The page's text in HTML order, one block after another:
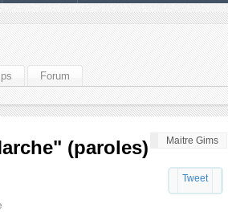
Forum
Maitre Gims
(paroles)
Tweet